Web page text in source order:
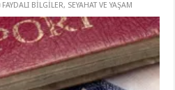
FAYDALI BİLGİLER, SEYAHAT VE YAŞAM